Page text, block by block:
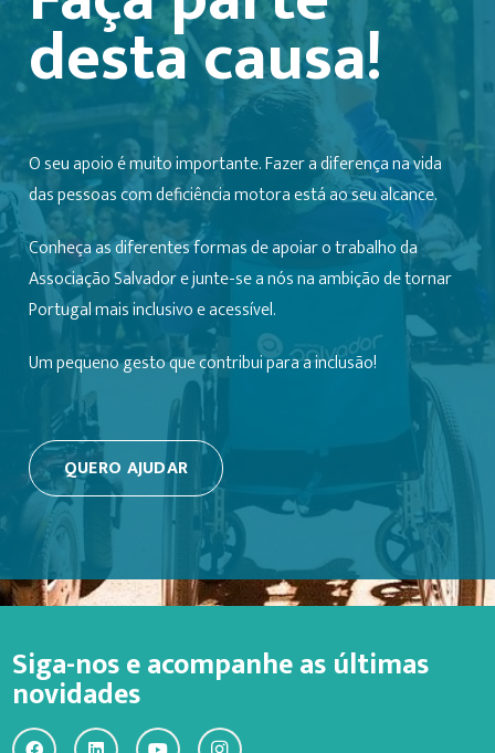
desta causa!
O seu apoio é muito importante. Fazer a diferença na vida
das pessoas com deficiência motora está ao seu alcance.
Conheça as diferentes formas de apoiar o trabalho da
Associação Salvador e junte-se a nós na ambição de tornar
Portugal mais inclusivo e acessível.
Um pequeno gesto que contribui para a inclusão!
QUERO AJUDAR
Siga-nos e acompanhe as últimas
novidades